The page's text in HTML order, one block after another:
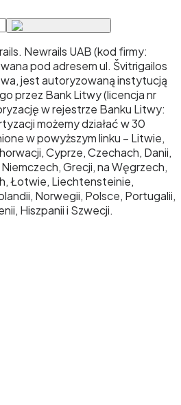
. Newrails UAB (kod firmy:
pod adresem ul. Švitrigailos
jest autoryzowaną instytucją
przez Bank Litwy (licencja nr
w rejestrze Banku Litwy:
możemy działać w 30
w powyższym linku – Litwie,
Cyprze, Czechach, Danii,
Grecji, na Węgrzech,
Łotwie, Liechtensteinie,
Norwegii, Polsce, Portugalii,
Hiszpanii i Szwecji.